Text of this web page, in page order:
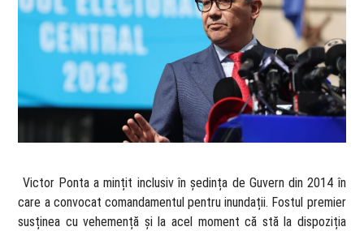
​ Victor Ponta a mințit inclusiv în ședința de Guvern din 2014 în
care a convocat comandamentul pentru inundații. Fostul premier
susținea cu vehemență și la acel moment că stă la dispoziția